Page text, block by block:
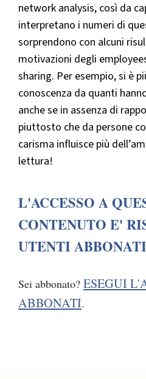
network analysis, così da
interpretano i numeri di
sorprendono con alcuni
motivazioni degli
sharing. Per esempio, si è
conoscenza da quanti
anche se in assenza di
piuttosto che da persone
carisma influisce più
lettura!
L'ACCESSO A
CONTENUTO E'
UTENTI ABBONATI
Sei abbonato? ESEGUI
ABBONATI.